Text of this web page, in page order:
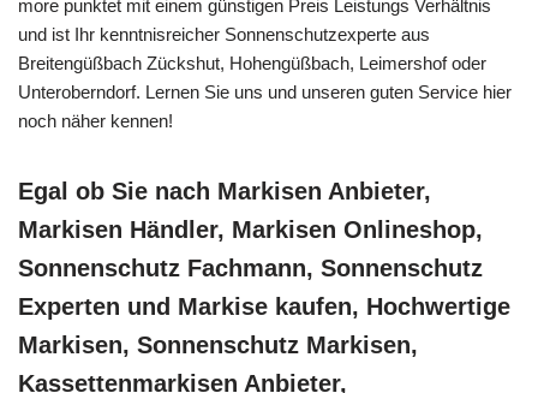
more punktet mit einem günstigen Preis Leistungs Verhältnis
und ist Ihr kenntnisreicher Sonnenschutzexperte aus
Breitengüßbach Zückshut, Hohengüßbach, Leimershof oder
Unteroberndorf. Lernen Sie uns und unseren guten Service hier
noch näher kennen!
Egal ob Sie nach Markisen Anbieter,
Markisen Händler, Markisen Onlineshop,
Sonnenschutz Fachmann, Sonnenschutz
Experten und Markise kaufen, Hochwertige
Markisen, Sonnenschutz Markisen,
Kassettenmarkisen Anbieter,